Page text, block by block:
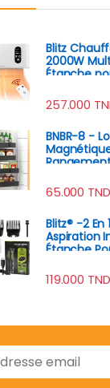
Blitz
2000W
Étanche
257.000
BNBR-8 -
65.000 TND
Blitz® -2
Aspiration
Étanche
119.000 TND